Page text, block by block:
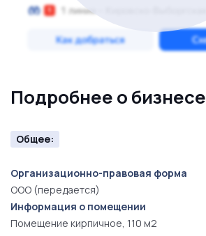
Подробнее о бизнесе
Общее:
Организационно-правовая форма
ООО (передается)
Информация о помещении
Помещение кирпичное, 110 м2